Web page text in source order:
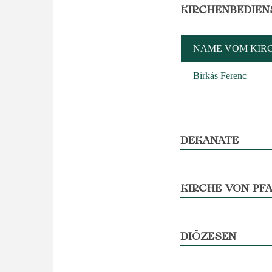
NAME VOM
Birkás Ferenc
DEKANATE
KIRCHE VON
DIÖZESEN